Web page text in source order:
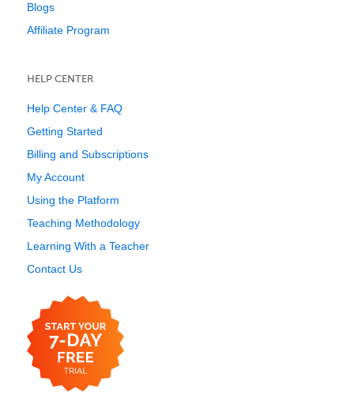
Blogs
Affiliate Program
HELP CENTER
Help Center & FAQ
Getting Started
Billing and Subscriptions
My Account
Using the Platform
Teaching Methodology
Learning With a Teacher
Contact Us